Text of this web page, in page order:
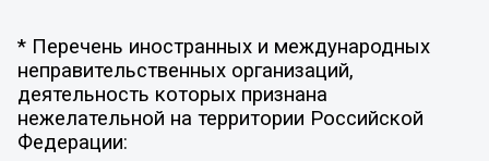
* Перечень иностранных и международных
неправительственных организаций,
деятельность которых признана
нежелательной на территории Российской
Федерации: